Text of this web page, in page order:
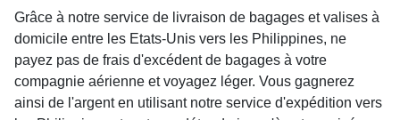
Grâce à notre service de livraison de bagages et valises à
domicile entre les Etats-Unis vers les Philippines, ne
payez pas de frais d'excédent de bagages à votre
compagnie aérienne et voyagez léger. Vous gagnerez
ainsi de l'argent en utilisant notre service d'expédition vers